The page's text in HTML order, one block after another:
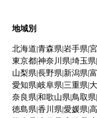
地域別
北海道 青森県 岩手県
東京都神奈川県 埼玉県
山梨県 長野県 新潟県
愛知県 岐阜県 三重県
奈良県 和歌山県 鳥取県
徳島県 香川県 愛媛県